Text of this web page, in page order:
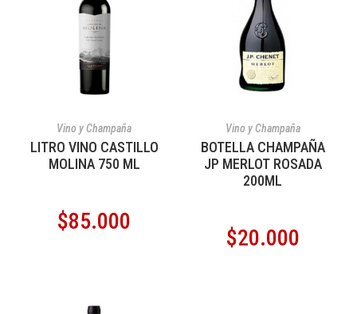
Vino y Champaña
LITRO VINO CASTILLO
MOLINA 750 ML
$85.000
Vino y Champaña
BOTELLA CHAMPAÑA
JP MERLOT ROSADA
200ML
$20.000